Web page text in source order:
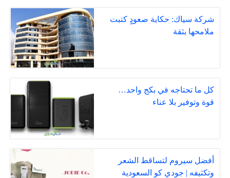
شركة سياك: حكاية صعودٍ كتبت
ملامحها بثقة
كل ما تحتاجه في بكج واحد…
قوة وتوفير بلا عناء
أفضل سيروم لتساقط الشعر
وتكثيفه | جودي كو السعودية